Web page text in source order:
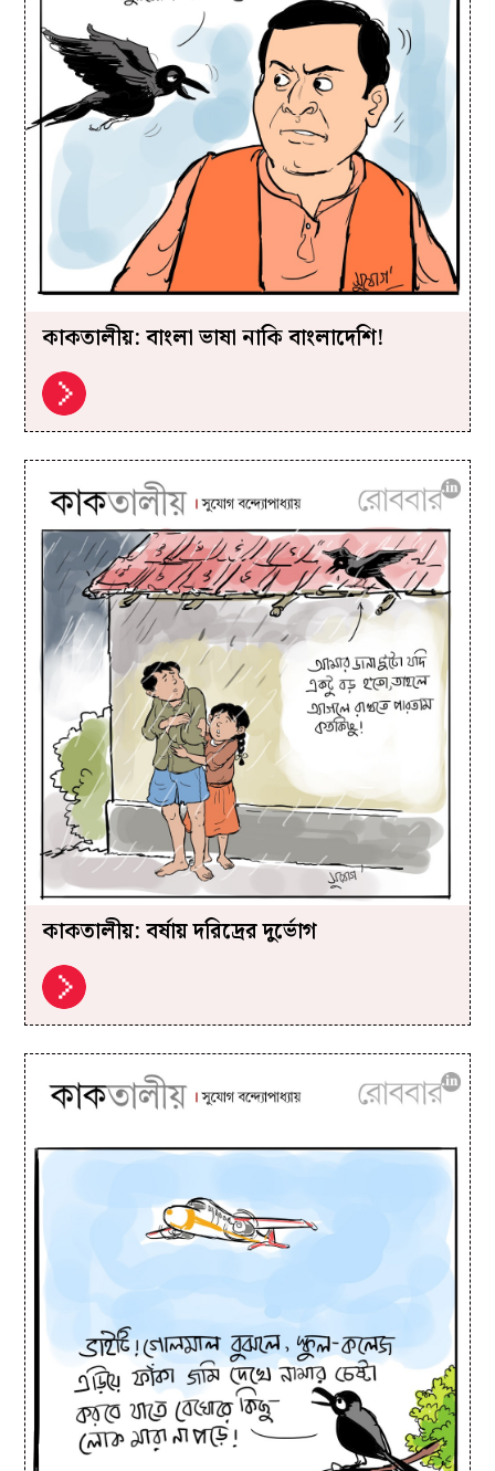
কাকতালীয়: বাংলা ভাষা নাকি বাংলাদেশি!
কাকতালীয়: বর্ষায় দরিদ্রের দুর্ভোগ